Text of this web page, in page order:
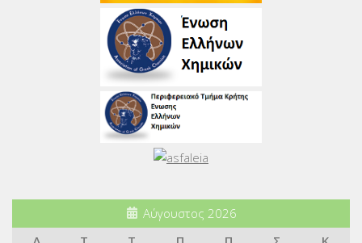
Αύγουστος 2026